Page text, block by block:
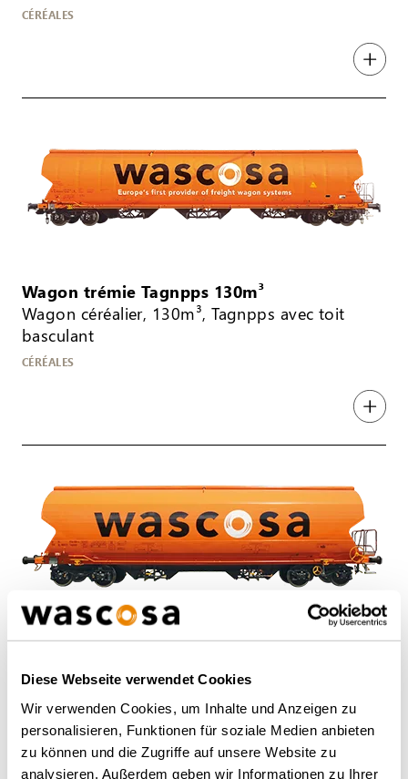
Diese Webseite verwendet Cookies
Wir verwenden Cookies, um Inhalte und Anzeigen zu
personalisieren, Funktionen für soziale Medien anbieten
zu können und die Zugriffe auf unsere Website zu
analysieren. Außerdem geben wir Informationen zu Ihrer
CÉRÉALES
Wagon trémie Tagnpps 130m³
Wagon céréalier, 130m³, Tagnpps avec toit
basculant
CÉRÉALES
Wagon trémie Tagnpps 95m³
basculant
CÉRÉALES